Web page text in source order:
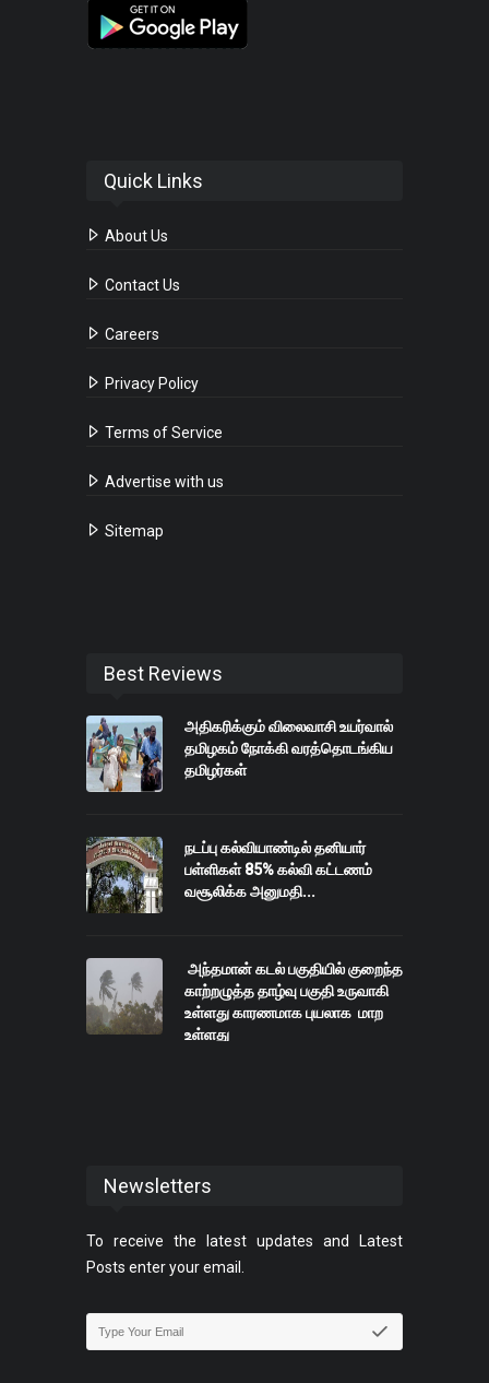
Quick Links
About Us
Contact Us
Careers
Privacy Policy
Terms of Service
Advertise with us
Sitemap
Best Reviews
அதிகரிக்கும் விலைவாசி உயர்வால்
தமிழகம் நோக்கி வரத்தொடங்கிய
தமிழர்கள்
நடப்பு கல்வியாண்டில் தனியார்
பள்ளிகள் 85% கல்வி கட்டணம்
வசூலிக்க அனுமதி...
அந்தமான் கடல் பகுதியில் குறைந்த
காற்றழுத்த தாழ்வு பகுதி உருவாகி
உள்ளது காரணமாக புயலாக மாற
உள்ளது
Newsletters
To receive the latest updates and Latest
Posts enter your email.